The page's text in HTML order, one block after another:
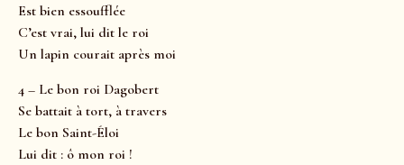
Est bien essoufflée
C’est vrai, lui dit le roi
Un lapin courait après moi
4 – Le bon roi Dagobert
Se battait à tort, à travers
Le bon Saint-Éloi
Lui dit : ô mon roi !